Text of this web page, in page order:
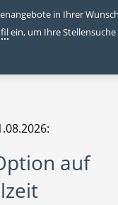
in Ihrer
ein, um Ihre
auf